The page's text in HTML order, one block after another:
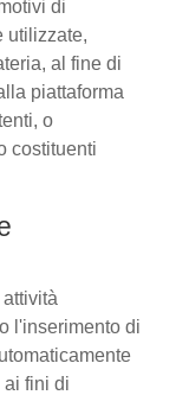
di
utilizzate,
al fine di
piattaforma
o
costituenti
l'inserimento di
ai fini di